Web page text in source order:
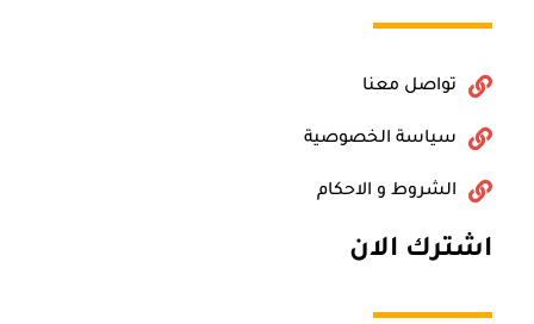
تواصل معنا
سياسة الخصوصية
الشروط و الاحكام
اشترك الان